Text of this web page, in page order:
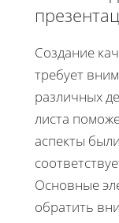
Создание
требует
различных
листа
аспекты
Основные
обратить